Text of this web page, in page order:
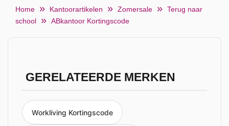
Home Kantoorartikelen Zomersale
Terug naar
school
ABkantoor Kortingscode
GERELATEERDE MERKEN
Workliving Kortingscode